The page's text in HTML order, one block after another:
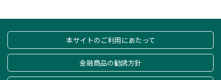
本サイトのご利用にあたって
金融商品の勧誘方針